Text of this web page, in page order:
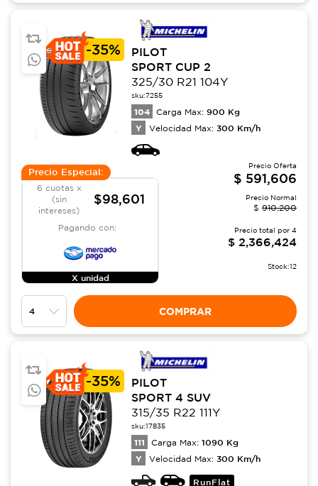
-35%
PILOT
SPORT CUP 2
325/30 R21 104Y
sku:7255
104 Carga Max: 900 Kg
Y Velocidad Max: 300 Km/h
Precio Especial:
6 cuotas x
(sin
intereses)
$98,601
Pagando con:
X unidad
Precio Oferta
$ 591,606
Precio Normal
$ 910,200
Precio total por 4
$ 2,366,424
Stock:12
COMPRAR
-35%
PILOT
SPORT 4 SUV
315/35 R22 111Y
sku:17835
111 Carga Max: 1090 Kg
Y Velocidad Max: 300 Km/h
RunFlat